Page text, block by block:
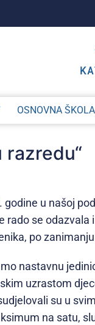
OSNOVNA ŠKOLA
razredu“
godine u našoj
rado se
po
nastavnu
uzrastom
su u
na satu,